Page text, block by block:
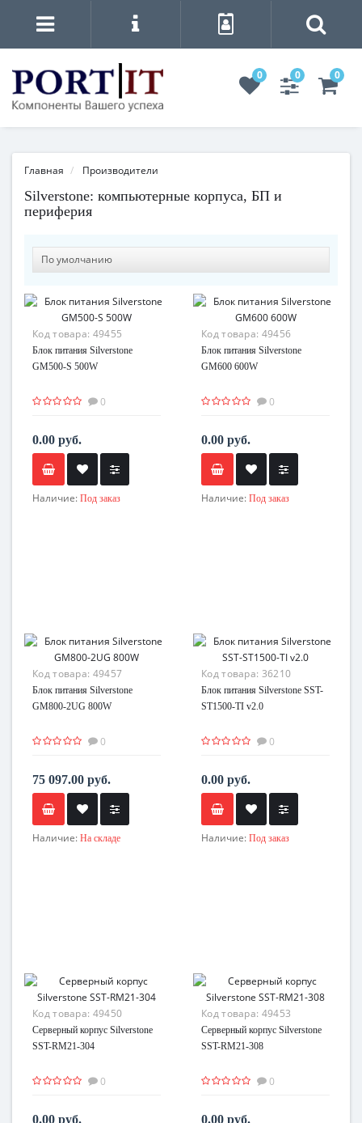
0 0 0
Главная Производители
Silverstone: компьютерные корпуса, БП и
периферия
Код товара: 49455
Блок питания Silverstone
GM500-S 500W
0
0.00 руб.
Наличие: Под заказ
Код товара: 49456
Блок питания Silverstone
GM600 600W
0
0.00 руб.
Наличие: Под заказ
Код товара: 49457
Блок питания Silverstone
GM800-2UG 800W
0
75 097.00 руб.
Наличие: На складе
Код товара: 36210
Блок питания Silverstone SST-
ST1500-TI v2.0
0
0.00 руб.
Наличие: Под заказ
Код товара: 49450
Серверный корпус Silverstone
SST-RM21-304
0
0.00 руб.
Код товара: 49453
Серверный корпус Silverstone
SST-RM21-308
0
0.00 руб.